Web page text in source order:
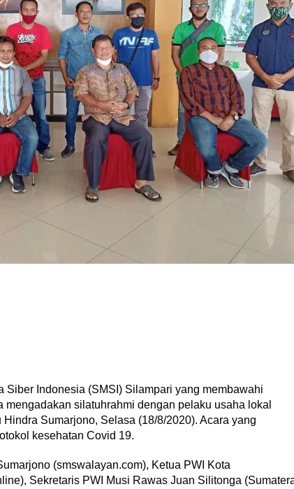
Siber Indonesia (SMSI) Silampari yang membawahi
silatuhrahmi dengan pelaku usaha lokal
Sumarjono, Selasa (18/8/2020). Acara yang
kesehatan Covid 19.
(smswalayan.com), Ketua PWI Kota
Sekretaris PWI Musi Rawas Juan Silitonga